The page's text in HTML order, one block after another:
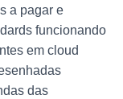
a pagar e
funcionando
em cloud
das